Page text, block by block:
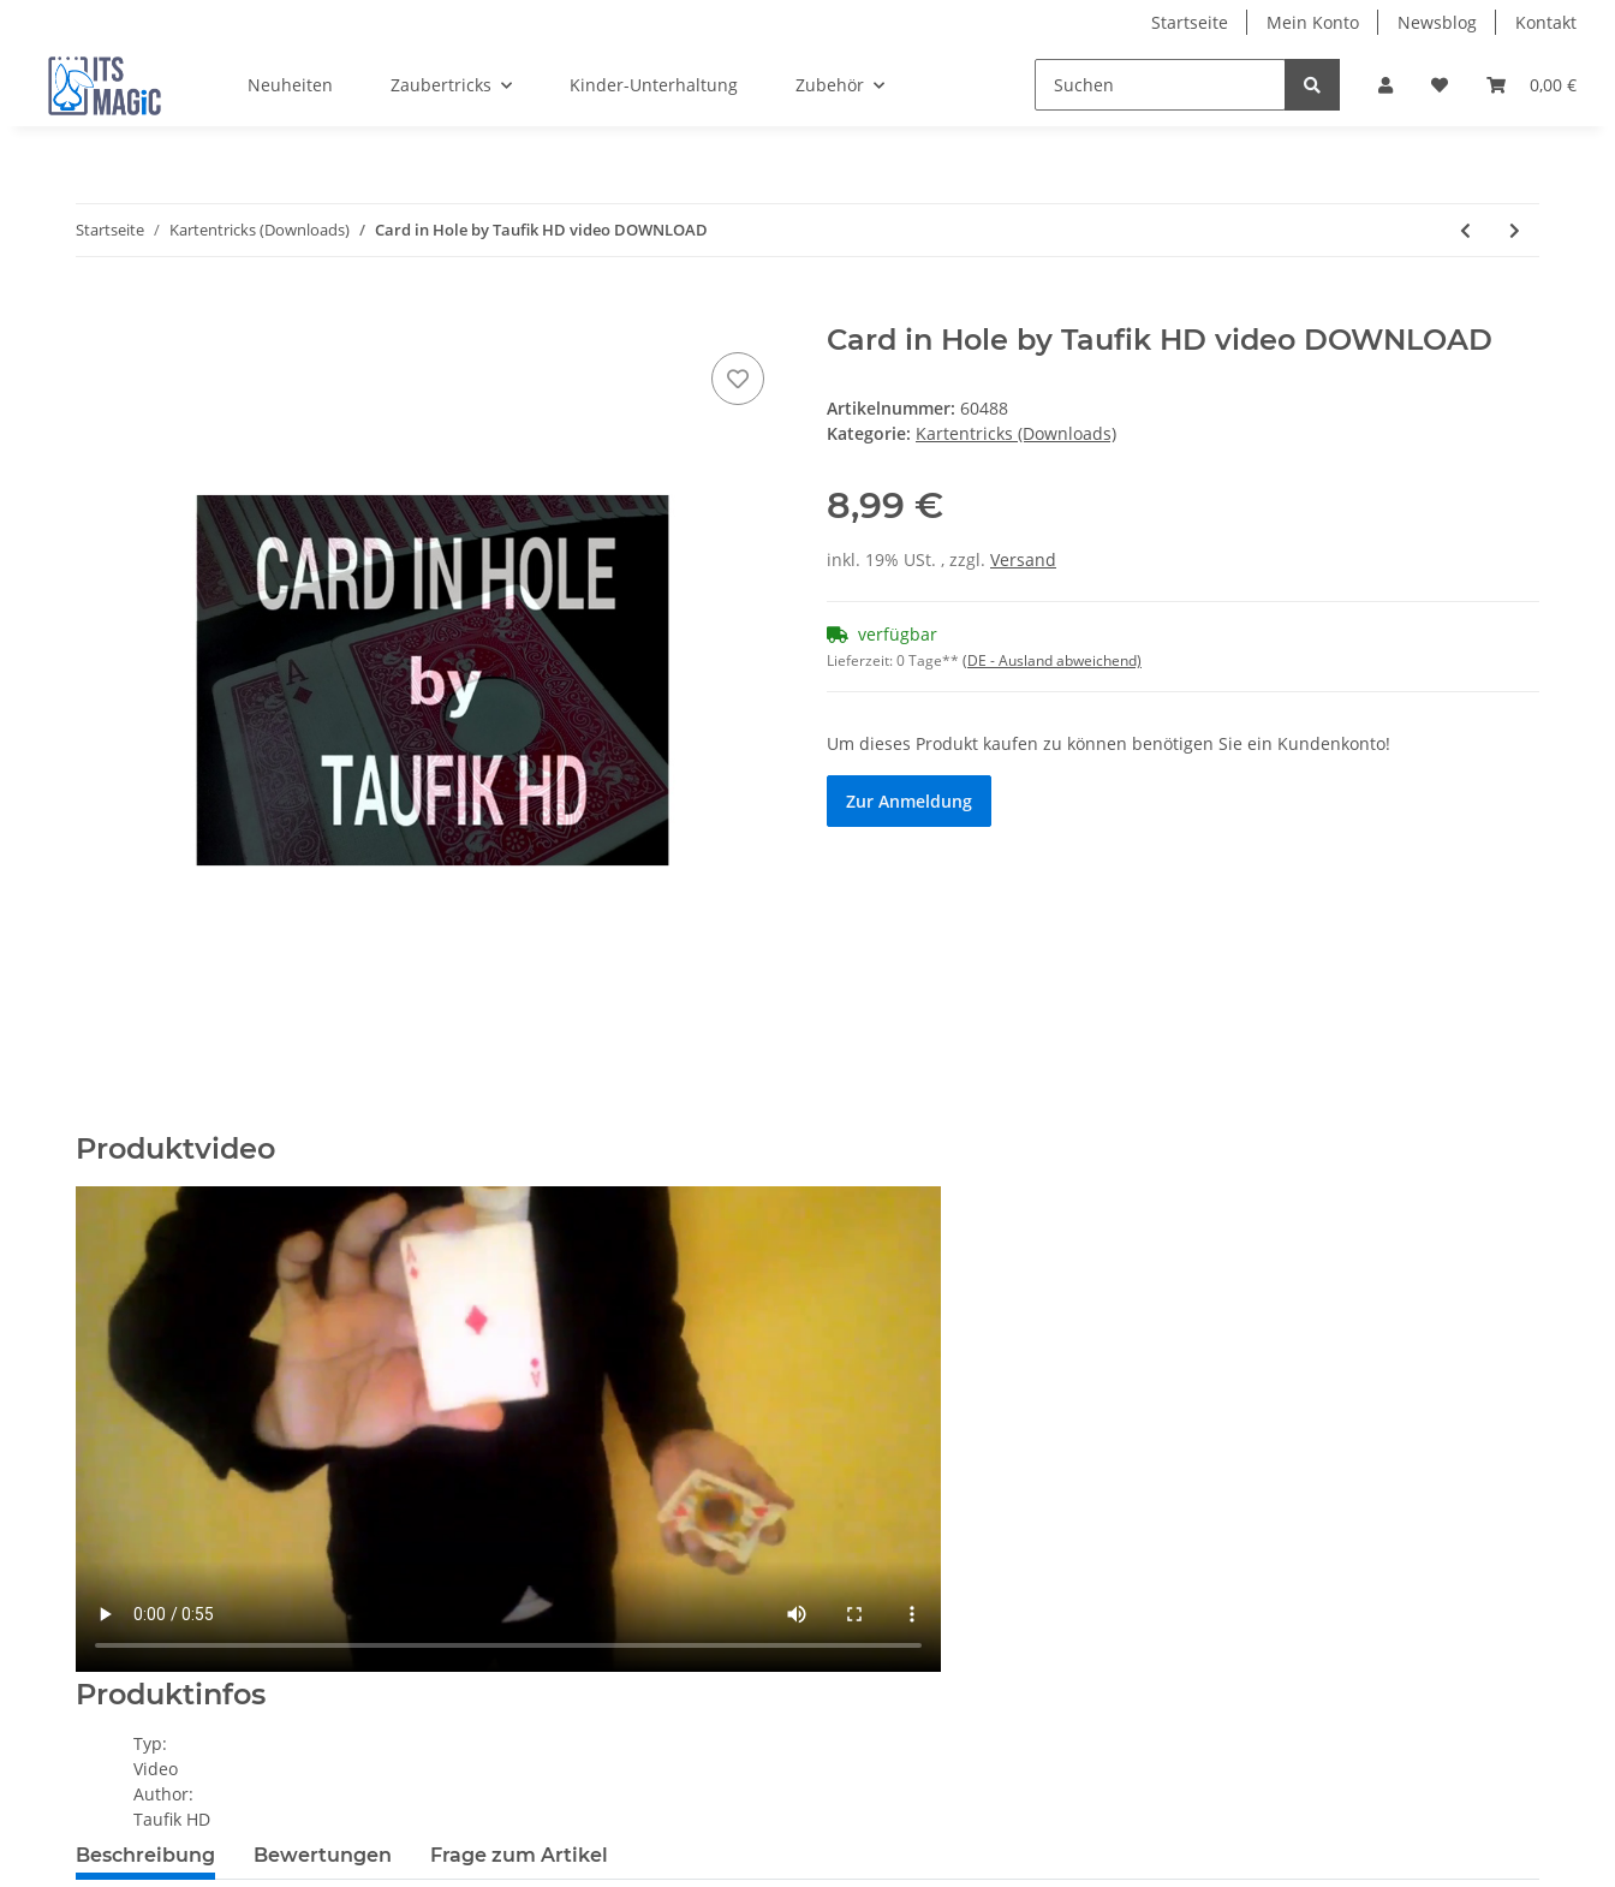
Startseite Mein Konto Newsblog Kontakt
0,00 €
Neuheiten Zaubertricks Kinder-Unterhaltung Zubehör
Startseite Kartentricks (Downloads) Card in Hole by Taufik HD video DOWNLOAD
Card in Hole by Taufik HD video DOWNLOAD
Artikelnummer: 60488
Kategorie: Kartentricks (Downloads)
8,99 €
inkl. 19% USt. , zzgl. Versand
verfügbar
Lieferzeit:0 Tage** (DE - Ausland abweichend)
Um dieses Produkt kaufen zu können benötigen Sie ein Kundenkonto!
Zur Anmeldung
Produktvideo
Produktinfos
Typ:
Video
Author:
Taufik HD
Beschreibung
Bewertungen Frage zum Artikel